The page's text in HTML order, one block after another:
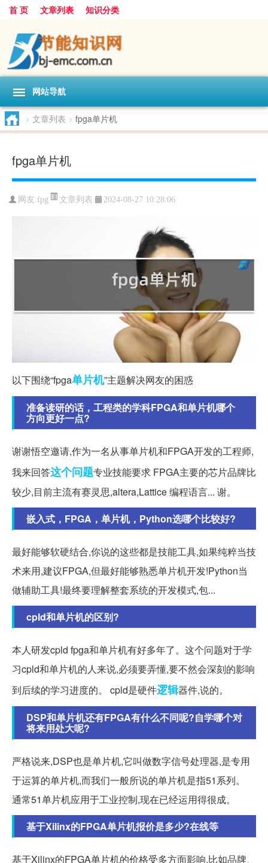
首 页 文章列表 知识分类
网站导航
> 文章列表 > fpga单片机
fpga单片机
网友:fpg 文章列表 2024-08-27 10:28:06
以下围绕“fpga单片机”主题解决网友的困惑
准备读研的话，工程类的学科FPGA和单片机哪个
方向更好一点?
谢谢悟空邀请,作为一名从事单片机和FPGA开发的工程师,
我来回答这个问题专业技能要求 FPGA主要的芯片品牌比
较少,目前主流有赛灵思,altera,Lattice 编程语言... 谢。
嵌入式，FPGA，单片机，Python选哪个比较好?
最好能够软硬结合,你说的这些都是技能工具,如果纯粹当技
术来用,建议FPGA,但最好能够熟悉单片机开发!Python当
做辅助工具!最终要理解整套系统的开发模式,包...
cpld和单片机的区别?
本人研发cpld fpga和单片机有好多年了。这个问题对于学
习cpld和单片机的人来说,必须要弄懂,要不然会深刻的影响
到后续的学习进度的。 cpld是硬件逻辑器件,说的。
DSP和单片机还有FPGA有什么不同呢?自学哪个对
将来用处大呢?
严格说来,DSP也是单片机,它叫做数字信号处理器,是专用
于运算的单片机,而我们一般所说的单片机是指51系列。
通常51单片机应用于工业控制,现在已经运用得很成。
基于Xilinx的FPGA单片机报价是多少?在线等
基于Xilinx的FPGA单片机的价格受多方面影响,比如品牌、